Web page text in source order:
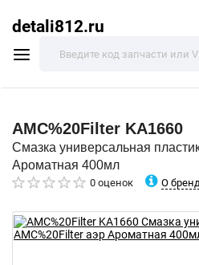
detali812.ru
AMC%20Filter KA1660
Смазка универсальная
Ароматная 400мл
0 оценок О